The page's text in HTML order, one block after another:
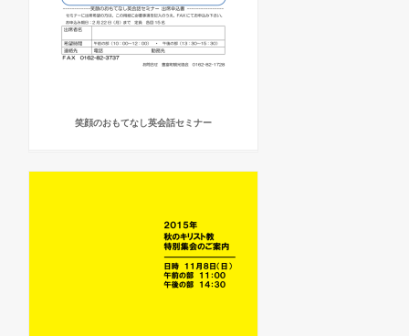
笑顔のおもてなし英会話セミナー